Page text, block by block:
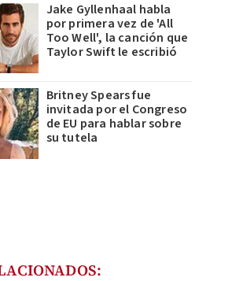
Jake Gyllenhaal habla
por primera vez de 'All
Too Well', la canción que
Taylor Swift le escribió
Britney Spears fue
invitada por el Congreso
de EU para hablar sobre
su tutela